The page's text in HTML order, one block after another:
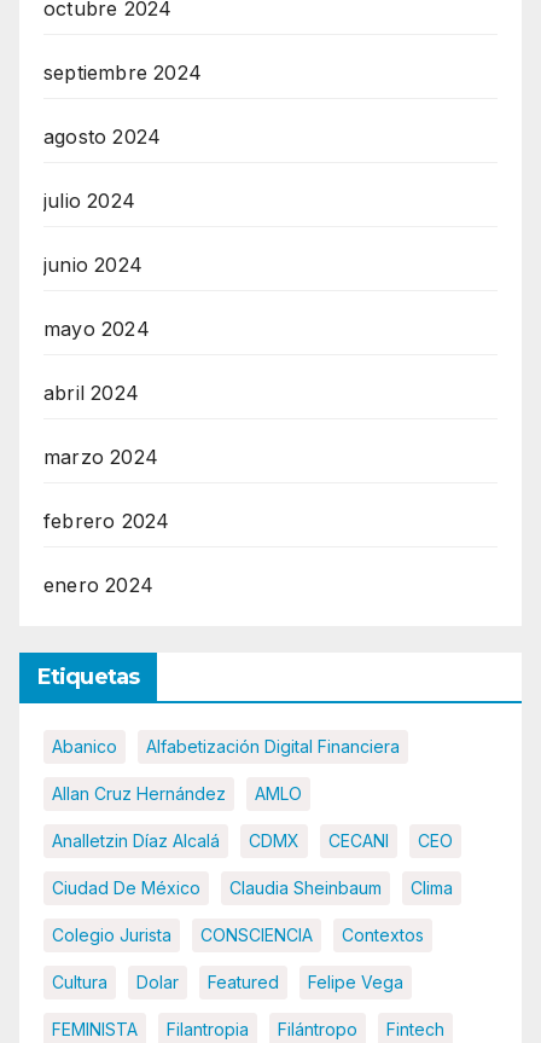
octubre 2024
septiembre 2024
agosto 2024
julio 2024
junio 2024
mayo 2024
abril 2024
marzo 2024
febrero 2024
enero 2024
Etiquetas
Abanico Alfabetización Digital Financiera
Allan Cruz Hernández AMLO
Analletzin Díaz Alcalá CDMX CECANI CEO
Ciudad De México Claudia Sheinbaum Clima
Colegio Jurista CONSCIENCIA Contextos
Cultura Dolar Featured Felipe Vega
FEMINISTA Filantropia Filántropo Fintech